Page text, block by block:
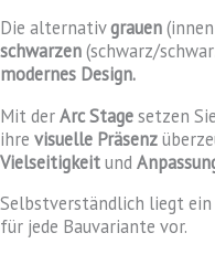
Die alternativgrauen
schwarzen(schwarz/
modernes Design.
Mit derArc Stagesetzen
ihre visuelle Präsenz
Vielseitigkeitund
Selbstverständlich liegt
für jede Bauvariante vor.